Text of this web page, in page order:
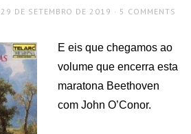
POSTED
29 DE SETEMBRO DE 2019 5 COMMENTS
E eis que chegamos ao
volume que encerra esta
maratona Beethoven
com John O’Conor.